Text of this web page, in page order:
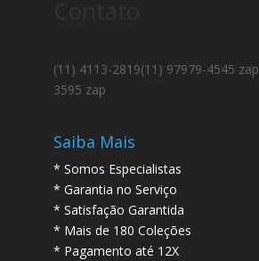
(11) 4113-2819(11) 97979-4545 zap
3595 zap
Saiba Mais
* Somos Especialistas
* Garantia no Serviço
* Satisfação Garantida
* Mais de 180 Coleções
* Pagamento até 12X